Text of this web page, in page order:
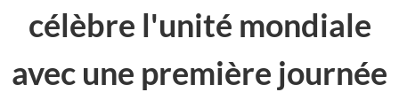
célèbre l'unité mondiale
avec une première journée